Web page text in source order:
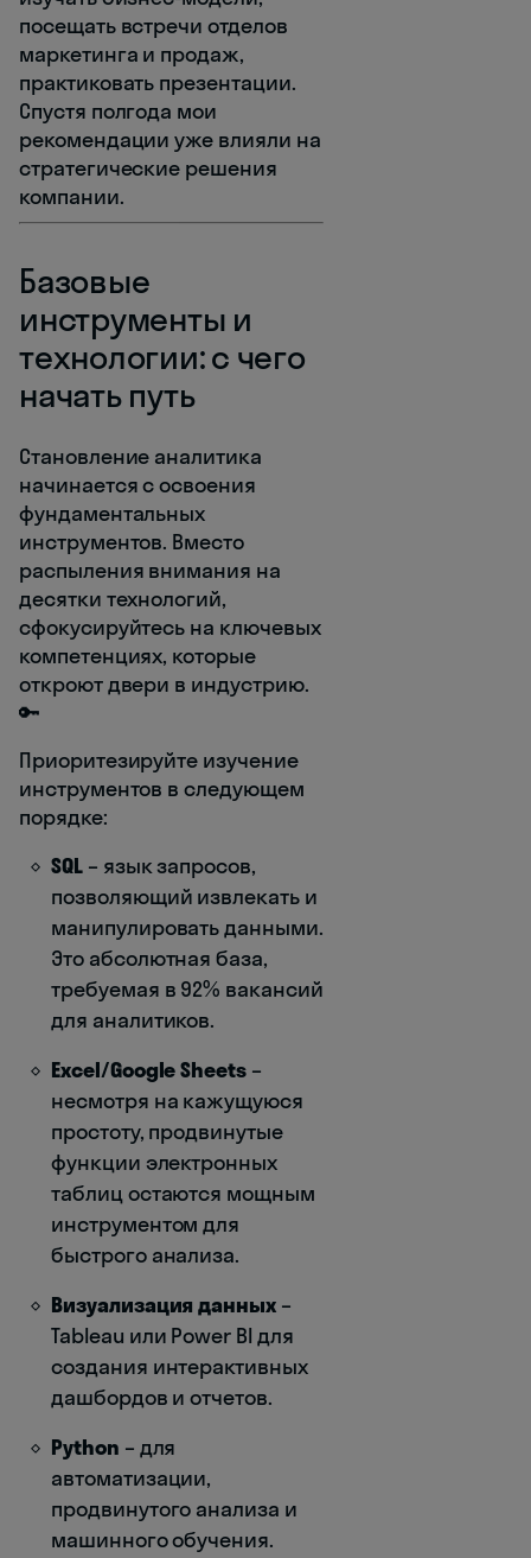
посещать встречи отделов
маркетинга и продаж,
практиковать презентации.
Спустя полгода мои
рекомендации уже влияли на
стратегические решения
компании.
Базовые
инструменты и
технологии: с чего
начать путь
Становление аналитика
начинается с освоения
фундаментальных
инструментов. Вместо
распыления внимания на
десятки технологий,
сфокусируйтесь на ключевых
компетенциях, которые
откроют двери в индустрию.
🔑
Приоритезируйте изучение
инструментов в следующем
порядке:
SQL– язык запросов,
позволяющий извлекать и
манипулировать данными.
Это абсолютная база,
требуемая в 92% вакансий
для аналитиков.
Excel/Google Sheets –
несмотря на кажущуюся
простоту, продвинутые
функции электронных
таблиц остаются мощным
инструментом для
быстрого анализа.
Визуализация данных –
Tableau или Power BI для
создания интерактивных
дашбордов и отчетов.
Python – для
автоматизации,
продвинутого анализа и
машинного обучения.